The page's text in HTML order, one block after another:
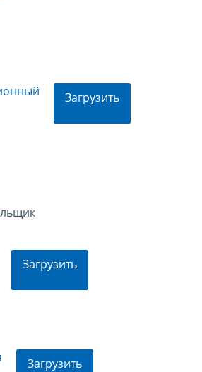
Загрузить
Загрузить
Загрузить